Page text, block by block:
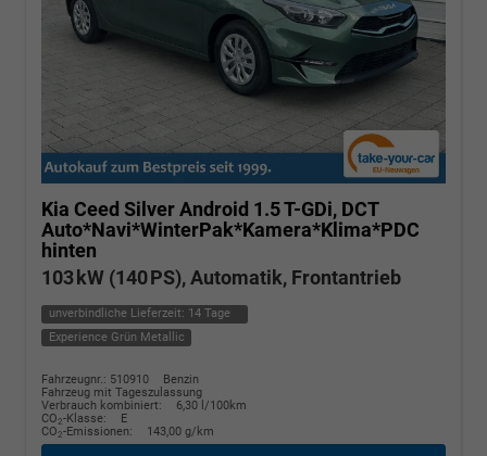
Kia Ceed Silver Android 1.5 T-GDi, DCT
Auto*Navi*WinterPak*Kamera*Klima*PDC
hinten
103 kW (140 PS), Automatik, Frontantrieb
unverbindliche Lieferzeit: 14 Tage
Experience Grün Metallic
Fahrzeugnr.: 510910
Benzin
Fahrzeug mit Tageszulassung
Verbrauch kombiniert:
6,30 l/100km
CO2-Klasse:
E
CO2-Emissionen: 143,00 g/km